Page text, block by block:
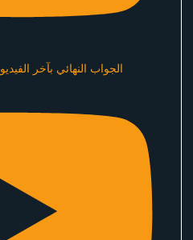
Omnivore او Herbivore? الجواب النهائي بآخر الفيديو